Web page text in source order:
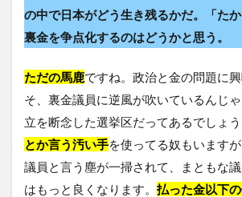
の中で日本がどう生き残るかだ。「た
裏金を争点化するのはどうかと思う。
ただの馬鹿ですね。政治と金の問題に
そ、裏金議員に逆風が吹いているんじ
立を断念した選挙区だってあるでしょう
とか言う汚い手を使ってる奴もいます
議員と言う塵が一掃されて、まともな
はもっと良くなります。 払った金以下